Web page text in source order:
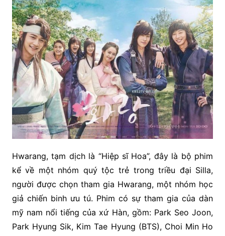
Hwarang, tạm dịch là “Hiệp sĩ Hoa”, đây là bộ phim
kể về một nhóm quý tộc trẻ trong triều đại Silla,
người được chọn tham gia Hwarang, một nhóm học
giả chiến binh ưu tú. Phim có sự tham gia của dàn
mỹ nam nổi tiếng của xứ Hàn, gồm: Park Seo Joon,
Park Hyung Sik, Kim Tae Hyung (BTS), Choi Min Ho